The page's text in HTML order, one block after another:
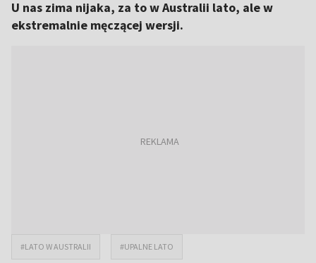
U nas zima nijaka, za to w Australii lato, ale w
ekstremalnie męczącej wersji.
#LATO W AUSTRALII #UPALNE LATO